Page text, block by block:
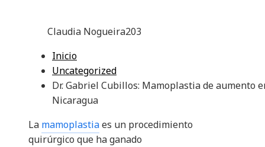
Claudia Nogueira203
Inicio
Uncategorized
Dr. Gabriel Cubillos: Mamoplastia de aumento
Nicaragua
La mamoplastiaes un procedimiento
quirúrgico que ha ganado